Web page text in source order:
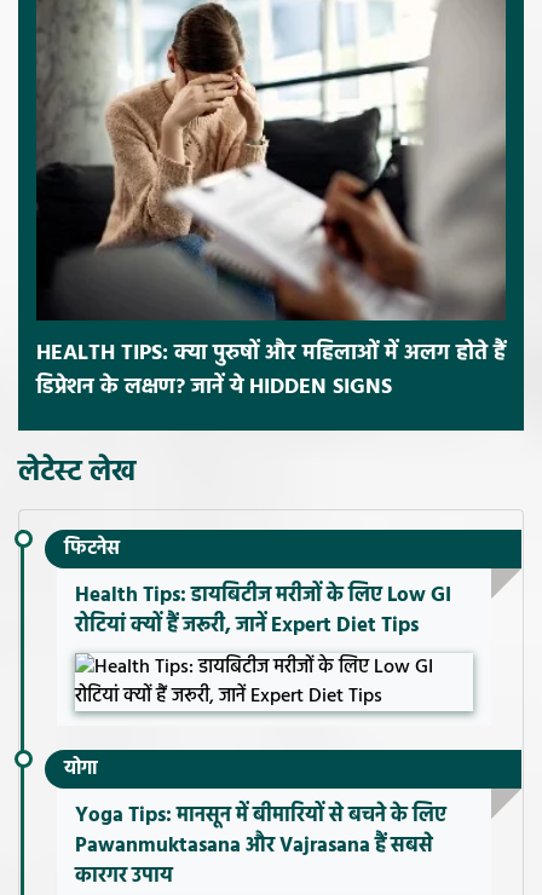
HEALTH TIPS: क्या पुरुषों और महिलाओं में अलग होते हैं
डिप्रेशन के लक्षण? जानें ये HIDDEN SIGNS
लेटेस्ट लेख
फिटनेस
Health Tips: डायबिटीज मरीजों के लिए Low GI
रोटियां क्यों हैं जरूरी, जानें Expert Diet Tips
योगा
Yoga Tips: मानसून में बीमारियों से बचने के लिए
Pawanmuktasana और Vajrasana हैं सबसे
कारगर उपाय